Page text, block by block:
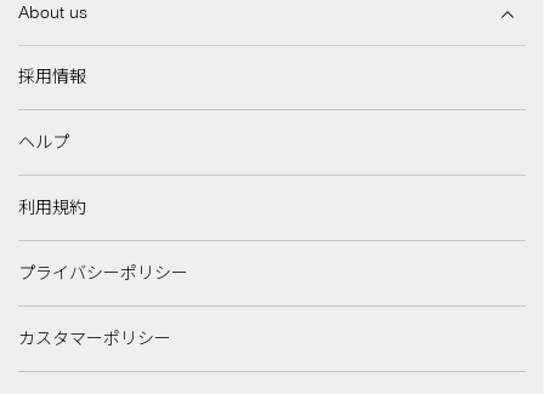
About us
採用情報
ヘルプ
利用規約
プライバシーポリシー
カスタマーポリシー